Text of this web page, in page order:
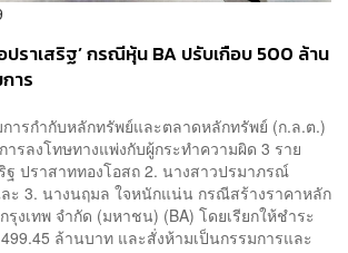
ราเสริฐ’ กรณีหุ้น BA ปรับเกือบ 500 ล้าน
าร
ารกำกับหลักทรัพย์และตลาดหลักทรัพย์ (ก.ล.ต.)
รลงโทษทางแพ่งกับผู้กระทำความผิด 3 ราย
ฐ ปราสาททองโอสถ 2. นางสาวปรมาภรณ์
ะ 3. นางนฤมล ใจหนักแน่น กรณีสร้างราคาหลัก
งเทพ จำกัด (มหาชน) (BA) โดยเรียกให้ชำระ
ล้านบาท และสั่งห้ามเป็นกรรมการและ